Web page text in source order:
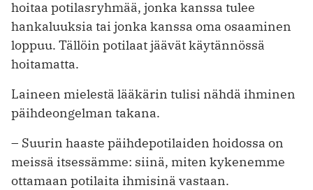
hoitaa potilasryhmää, jonka kanssa tulee
hankaluuksia tai jonka kanssa oma osaaminen
loppuu. Tällöin potilaat jäävät käytännössä
hoitamatta.
Laineen mielestä lääkärin tulisi nähdä ihminen
päihdeongelman takana.
– Suurin haaste päihdepotilaiden hoidossa on
meissä itsessämme: siinä, miten kykenemme
ottamaan potilaita ihmisinä vastaan.